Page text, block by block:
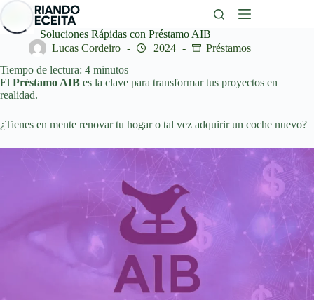
Saltar
contenidoSoluciones Rápidas con Préstamo AIB
Lucas Cordeiro
2024
Préstamos
Tiempo de lectura: 4 minutos
El Préstamo AIB es la clave para transformar tus proyectos en
realidad.
¿Tienes en mente renovar tu hogar o tal vez adquirir un coche nuevo?